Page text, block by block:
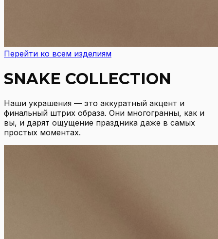
Перейти ко всем изделиям
SNAKE COLLECTION
Наши украшения — это аккуратный акцент и
финальный штрих образа. Они многогранны, как и
вы, и дарят ощущение праздника даже в самых
простых моментах.